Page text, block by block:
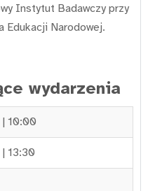
Instytut Badawczy przy
Edukacji Narodowej.
wydarzenia
10:00
13:30